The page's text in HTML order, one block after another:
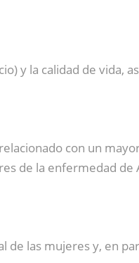
y la calidad de vida,
con un
de la enfermedad de
las mujeres y, en